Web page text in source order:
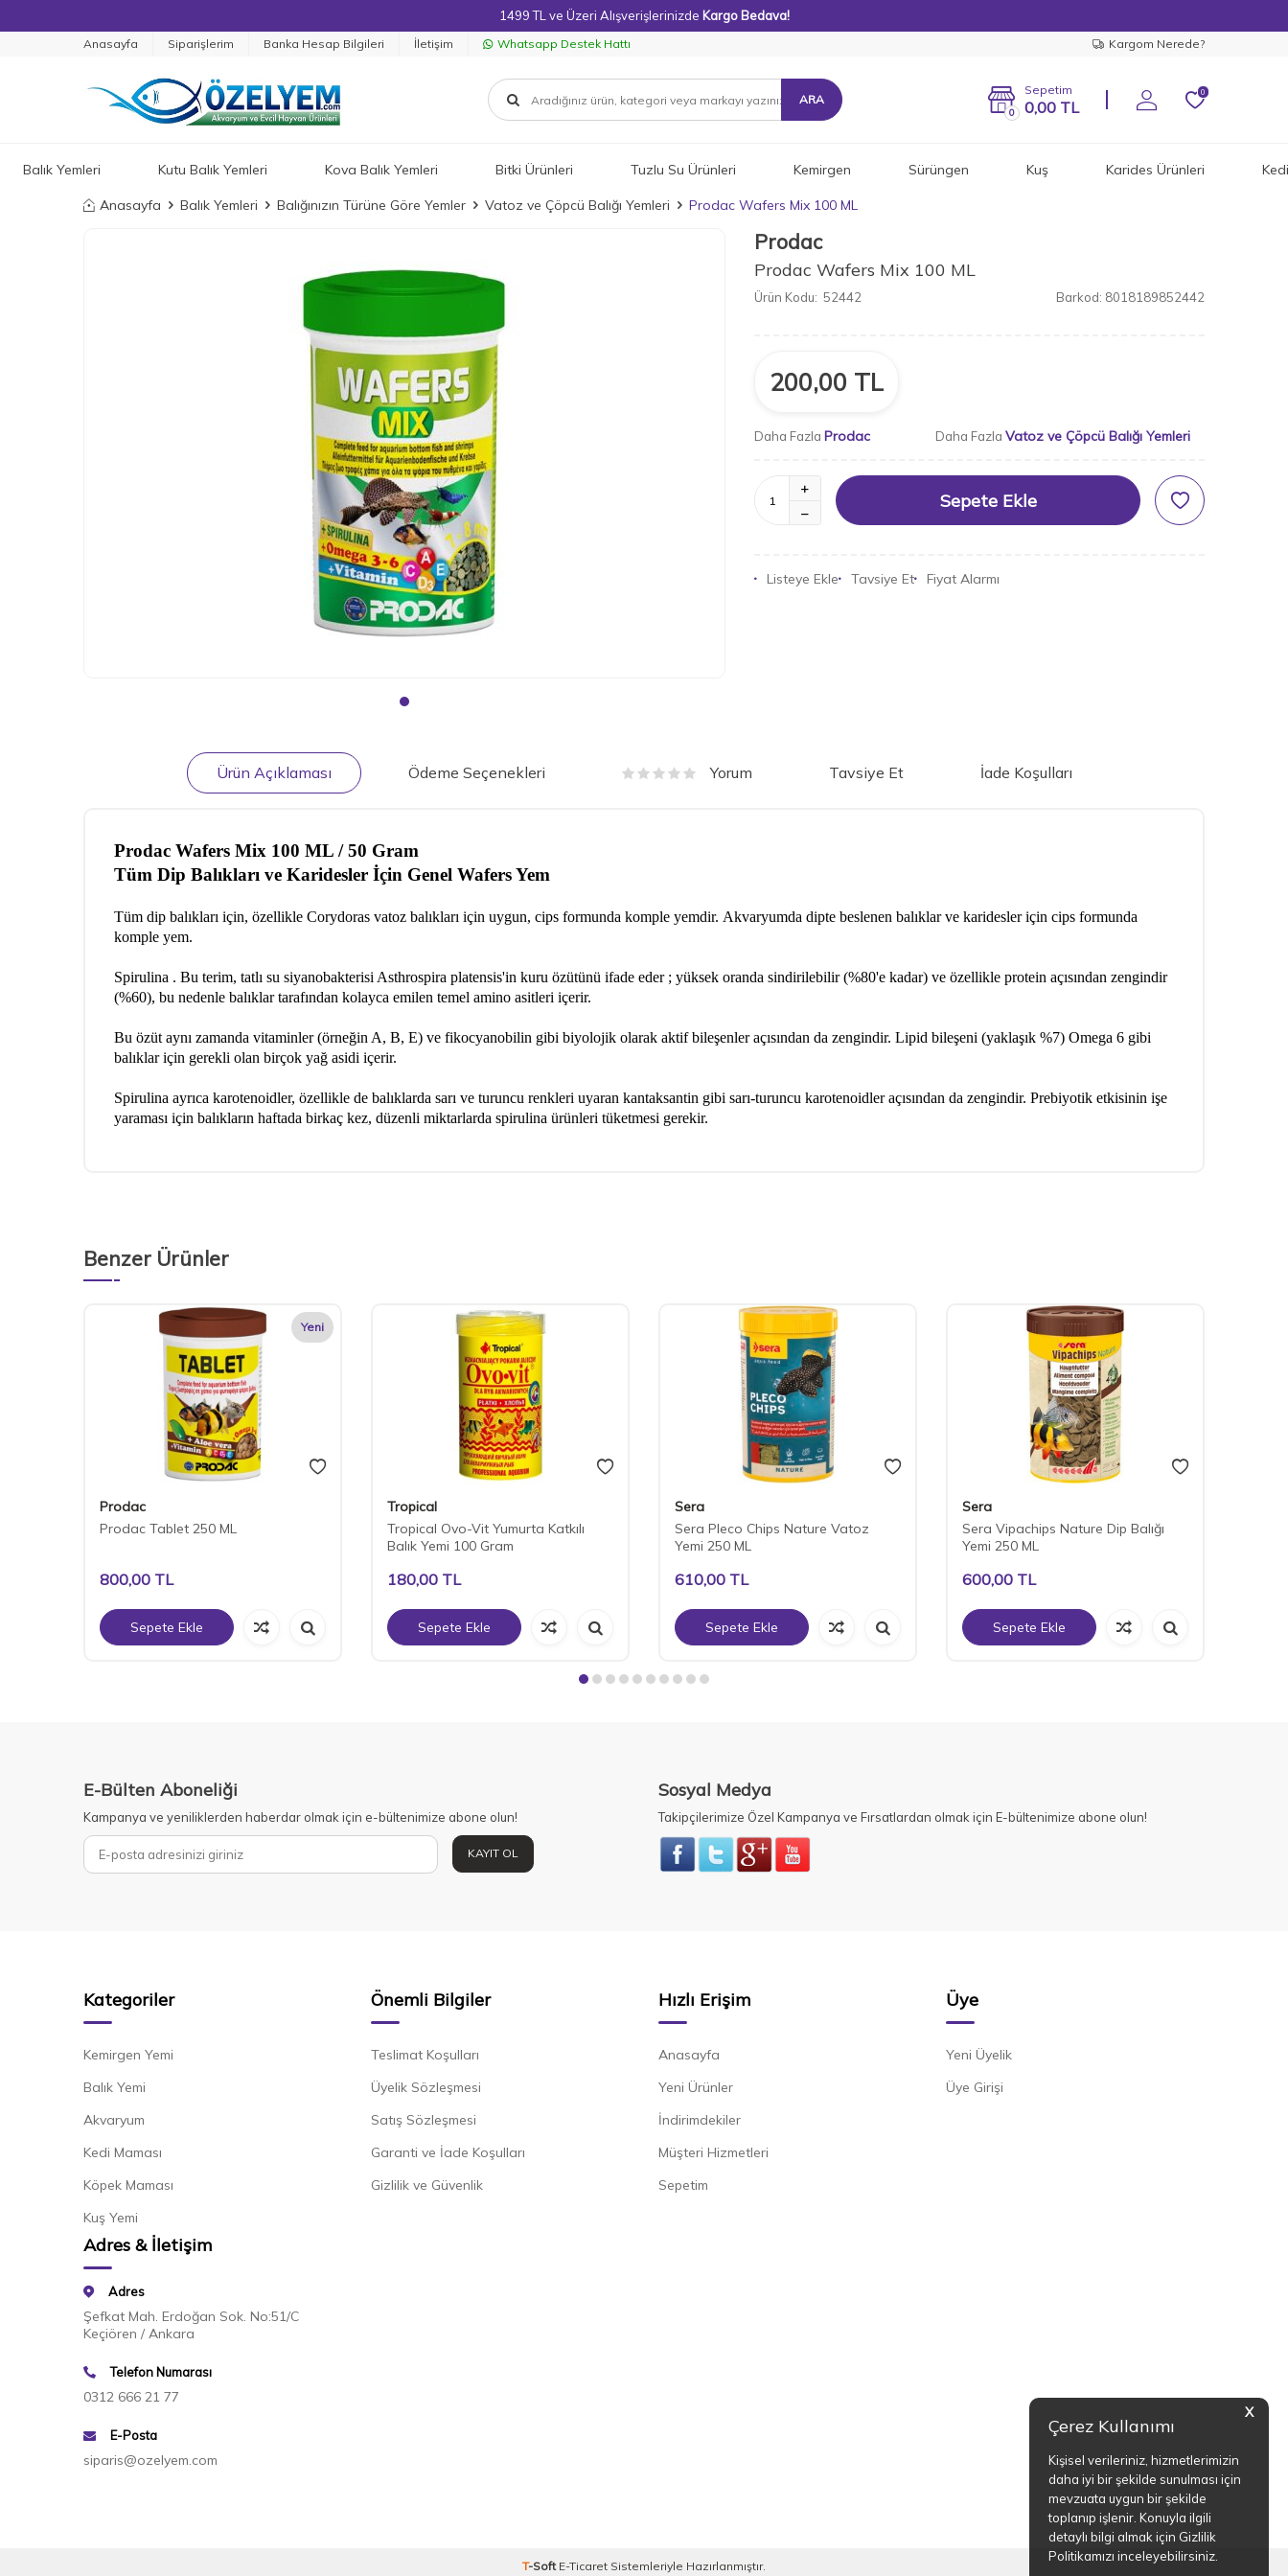
X
Çerez Kullanımı
Kişisel verileriniz, hizmetlerimizin
daha iyi bir şekilde sunulması için
mevzuata uygun bir şekilde
toplanıp işlenir. Konuyla ilgili
detaylı bilgi almak için Gizlilik
Politikamızı inceleyebilirsiniz.
1499 TL ve Üzeri Alışverişlerinizde Kargo Bedava!
Anasayfa Siparişlerim Banka Hesap Bilgileri İletişim Whatsapp Destek Hattı Kargom Nerede?
ARA
0
Sepetim
0,00 TL
0
Balık Yemleri Kutu Balık Yemleri Kova Balık Yemleri Bitki Ürünleri Tuzlu Su Ürünleri Kemirgen Sürüngen Kuş Karides Ürünleri Kedi
Anasayfa Balık Yemleri Balığınızın Türüne Göre Yemler Vatoz ve Çöpcü Balığı Yemleri Prodac Wafers Mix 100 ML
Prodac
Prodac Wafers Mix 100 ML
Ürün Kodu: 52442 Barkod: 8018189852442
200,00 TL
Daha Fazla Prodac Daha Fazla Vatoz ve Çöpcü Balığı Yemleri
Sepete Ekle
Listeye Ekle Tavsiye Et Fiyat Alarmı
Ürün Açıklaması Ödeme Seçenekleri Yorum Tavsiye Et İade Koşulları
Prodac Wafers Mix 100 ML / 50 Gram
Tüm Dip Balıkları ve Karidesler İçin Genel Wafers Yem
Tüm dip balıkları için, özellikle Corydoras vatoz balıkları için uygun, cips formunda komple yemdir. Akvaryumda dipte beslenen balıklar ve karidesler için cips formunda
komple yem.
Spirulina . Bu terim, tatlı su siyanobakterisi Asthrospira platensis'in kuru özütünü ifade eder ; yüksek oranda sindirilebilir (%80'e kadar) ve özellikle protein açısından zengindir
(%60), bu nedenle balıklar tarafından kolayca emilen temel amino asitleri içerir.
Bu özüt aynı zamanda vitaminler (örneğin A, B, E) ve fikocyanobilin gibi biyolojik olarak aktif bileşenler açısından da zengindir. Lipid bileşeni (yaklaşık %7) Omega 6 gibi
balıklar için gerekli olan birçok yağ asidi içerir.
Spirulina ayrıca karotenoidler, özellikle de balıklarda sarı ve turuncu renkleri uyaran kantaksantin gibi sarı-turuncu karotenoidler açısından da zengindir. Prebiyotik etkisinin işe
yaraması için balıkların haftada birkaç kez, düzenli miktarlarda spirulina ürünleri tüketmesi gerekir.
Benzer Ürünler
Yeni
Prodac
Prodac Tablet 250 ML
800,00 TL
Sepete Ekle
Tropical
Tropical Ovo-Vit Yumurta Katkılı
Balık Yemi 100 Gram
180,00 TL
Sepete Ekle
Sera
Sera Pleco Chips Nature Vatoz
Yemi 250 ML
610,00 TL
Sepete Ekle
Sera
Sera Vipachips Nature Dip Balığı
Yemi 250 ML
600,00 TL
Sepete Ekle
E-Bülten Aboneliği
Kampanya ve yeniliklerden haberdar olmak için e-bültenimize abone olun!
KAYIT OL
Sosyal Medya
Takipçilerimize Özel Kampanya ve Fırsatlardan olmak için E-bültenimize abone olun!
Kategoriler
Kemirgen Yemi
Balık Yemi
Akvaryum
Kedi Maması
Köpek Maması
Kuş Yemi
Önemli Bilgiler
Teslimat Koşulları
Üyelik Sözleşmesi
Satış Sözleşmesi
Garanti ve İade Koşulları
Gizlilik ve Güvenlik
Hızlı Erişim
Anasayfa
Yeni Ürünler
İndirimdekiler
Müşteri Hizmetleri
Sepetim
Üye
Yeni Üyelik
Üye Girişi
Adres & İletişim
Adres
Şefkat Mah. Erdoğan Sok. No:51/C
Keçiören / Ankara
Telefon Numarası
0312 666 21 77
E-Posta
siparis@ozelyem.com
T-Soft E-Ticaret Sistemleriyle Hazırlanmıştır.